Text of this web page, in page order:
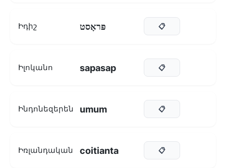
Իդիշ פּראָסט 📋
Իլոկանո sapasap 📋
Ինդոնեզերեն umum 📋
Իռլանդական coitianta 📋